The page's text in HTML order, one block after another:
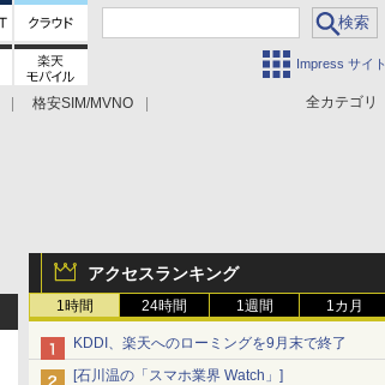
Impress サイト
全カテゴリ
格安SIM/MVNO
アクセスランキング
1時間 24時間 1週間 1カ月
KDDI、楽天へのローミングを9月末で終了
[石川温の「スマホ業界 Watch」]